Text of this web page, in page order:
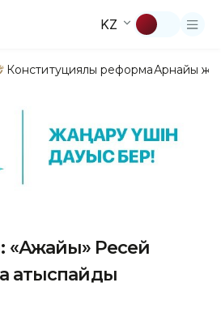
KZ
Конституциялық реформаАрнайы
Ресей
қатыспайды